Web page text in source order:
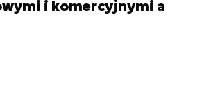
i komercyjnymi a